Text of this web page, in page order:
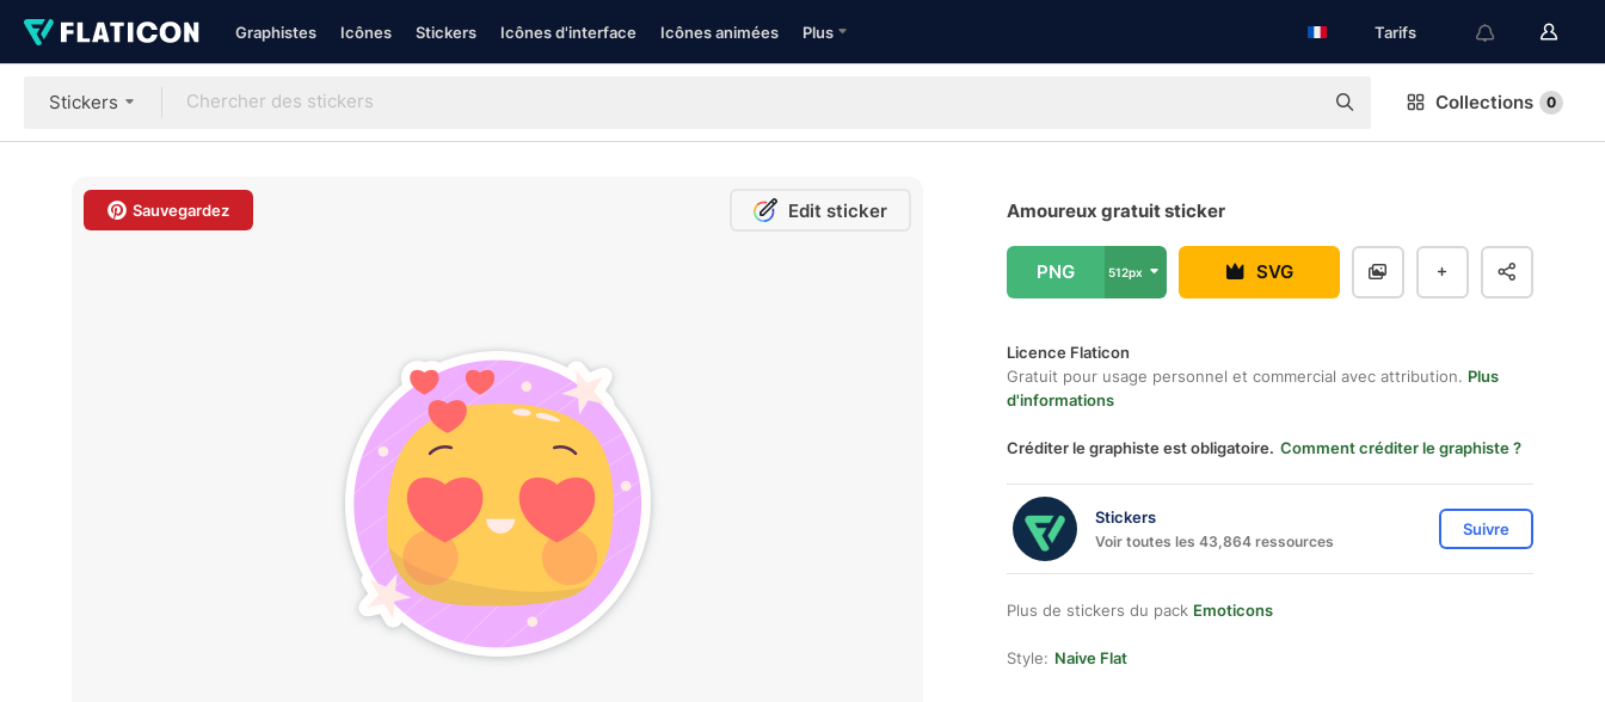
Graphistes Icônes Stickers Icônes d'interface Icônes animées Plus Tarifs
Stickers Collections 0
Sauvegardez Edit sticker Amoureux gratuit sticker
PNG 512px SVG
Licence Flaticon
Gratuit pour usage personnel et commercial avec attribution. Plus
d'informations
Créditer le graphiste est obligatoire. Comment créditer le graphiste ?
Stickers
Voir toutes les 43,864 ressources
Suivre
Plus de stickers du pack Emoticons
Style: Naive Flat